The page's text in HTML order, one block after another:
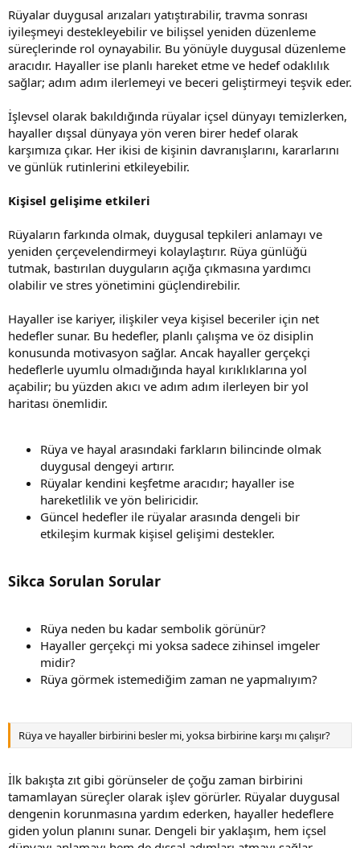
Rüyalar duygusal arızaları yatıştırabilir, travma sonrası
iyileşmeyi destekleyebilir ve bilişsel yeniden düzenleme
süreçlerinde rol oynayabilir. Bu yönüyle duygusal düzenleme
aracıdır. Hayaller ise planlı hareket etme ve hedef odaklılık
sağlar; adım adım ilerlemeyi ve beceri geliştirmeyi teşvik eder.
İşlevsel olarak bakıldığında rüyalar içsel dünyayı temizlerken,
hayaller dışsal dünyaya yön veren birer hedef olarak
karşımıza çıkar. Her ikisi de kişinin davranışlarını, kararlarını
ve günlük rutinlerini etkileyebilir.
Kişisel gelişime etkileri
Rüyaların farkında olmak, duygusal tepkileri anlamayı ve
yeniden çerçevelendirmeyi kolaylaştırır. Rüya günlüğü
tutmak, bastırılan duyguların açığa çıkmasına yardımcı
olabilir ve stres yönetimini güçlendirebilir.
Hayaller ise kariyer, ilişkiler veya kişisel beceriler için net
hedefler sunar. Bu hedefler, planlı çalışma ve öz disiplin
konusunda motivasyon sağlar. Ancak hayaller gerçekçi
hedeflerle uyumlu olmadığında hayal kırıklıklarına yol
açabilir; bu yüzden akıcı ve adım adım ilerleyen bir yol
haritası önemlidir.
Rüya ve hayal arasındaki farkların bilincinde olmak
duygusal dengeyi artırır.
Rüyalar kendini keşfetme aracıdır; hayaller ise
hareketlilik ve yön beliricidir.
Güncel hedefler ile rüyalar arasında dengeli bir
etkileşim kurmak kişisel gelişimi destekler.
Sikca Sorulan Sorular
Rüya neden bu kadar sembolik görünür?
Hayaller gerçekçi mi yoksa sadece zihinsel imgeler
midir?
Rüya görmek istemediğim zaman ne yapmalıyım?
Rüya ve hayaller birbirini besler mi, yoksa birbirine karşı mı çalışır?
İlk bakışta zıt gibi görünseler de çoğu zaman birbirini
tamamlayan süreçler olarak işlev görürler. Rüyalar duygusal
dengenin korunmasına yardım ederken, hayaller hedeflere
giden yolun planını sunar. Dengeli bir yaklaşım, hem içsel